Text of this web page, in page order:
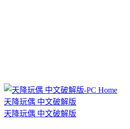
天降玩偶 中文破解版
天降玩偶 中文破解版